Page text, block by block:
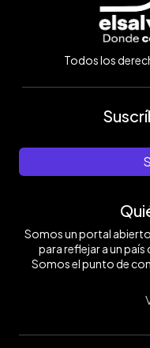
Todos los
Somos un portal
para reflejar a un país
Somos el punto de